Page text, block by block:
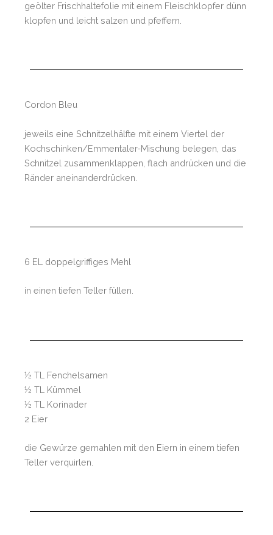
geölter Frischhaltefolie mit einem Fleischklopfer dünn
klopfen und leicht salzen und pfeffern.
Cordon Bleu
jeweils eine Schnitzelhälfte mit einem Viertel der
Kochschinken/Emmentaler-Mischung belegen, das
Schnitzel zusammenklappen, flach andrücken und die
Ränder aneinanderdrücken.
6 EL doppelgriffiges Mehl
in einen tiefen Teller füllen.
½ TL Fenchelsamen
½ TL Kümmel
½ TL Korinader
2 Eier
die Gewürze gemahlen mit den Eiern in einem tiefen
Teller verquirlen.